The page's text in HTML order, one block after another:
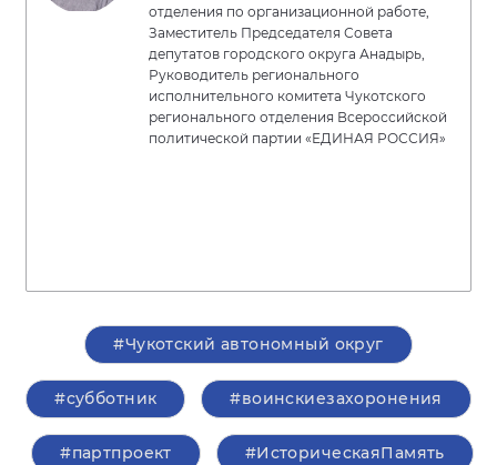
отделения по организационной работе,
Заместитель Председателя Совета
депутатов городского округа Анадырь,
Руководитель регионального
исполнительного комитета Чукотского
регионального отделения Всероссийской
политической партии «ЕДИНАЯ РОССИЯ»
#Чукотский автономный округ
#субботник #воинскиезахоронения
#партпроект #ИсторическаяПамять